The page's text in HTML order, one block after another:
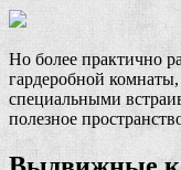
Но более практично
гардеробной
специальными
полезное